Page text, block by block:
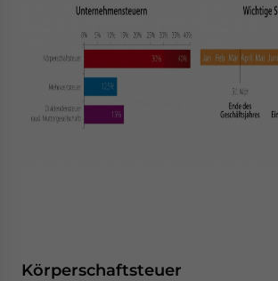
Körperschaftsteuer